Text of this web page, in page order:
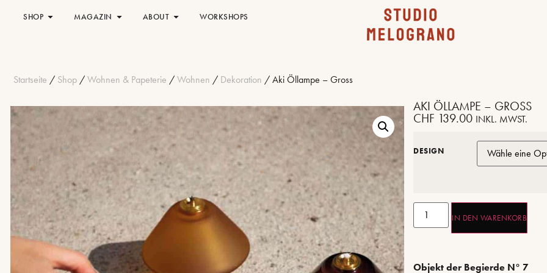
SHOP MAGAZIN ABOUT WORKSHOPS
Startseite / Shop /Wohnen & Papeterie /Wohnen / Dekoration / Aki Öllampe – Gross
AKI ÖLLAMPE – GROSS
CHF 139.00 INKL. MWST.
DESIGN
IN DEN WARENKORB
Objekt der Begierde N° 7